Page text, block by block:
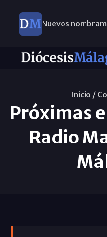
Nuevos
Inicio /
Próximas
Radio